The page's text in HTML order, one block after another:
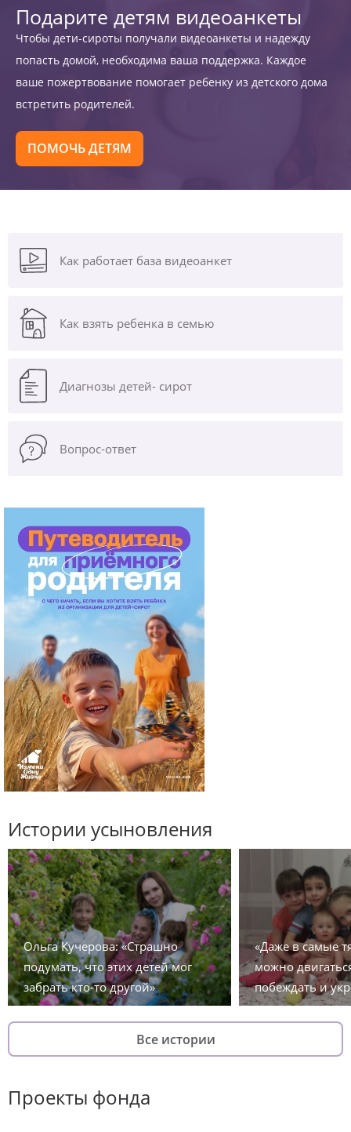
Подарите детям видеоанкеты
Чтобы дети-сироты получали видеоанкеты и надежду
попасть домой, необходима ваша поддержка. Каждое
ваше пожертвование помогает ребенку из детского дома
встретить родителей.
ПОМОЧЬ ДЕТЯМ
Как работает база видеоанкет
Как взять ребенка в семью
Диагнозы детей- сирот
Вопрос-ответ
Истории усыновления
Ольга Кучерова: «Страшно
подумать, что этих детей мог
забрать кто-то другой»
«Даже в самые
можно
побеждать и
Все истории
Проекты фонда